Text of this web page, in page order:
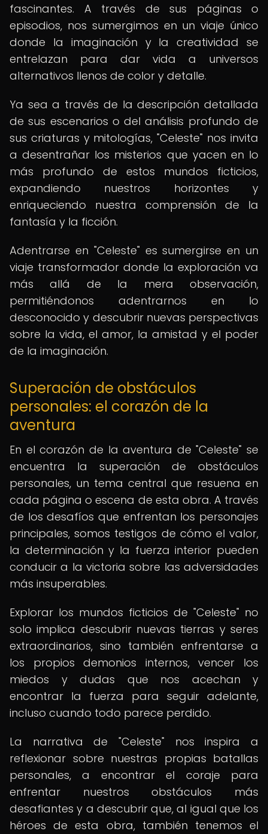
fascinantes. A través de sus páginas o
episodios, nos sumergimos en un viaje único
donde la imaginación y la creatividad se
entrelazan para dar vida a universos
alternativos llenos de color y detalle.
Ya sea a través de la descripción detallada
de sus escenarios o del análisis profundo de
sus criaturas y mitologías, "Celeste" nos invita
a desentrañar los misterios que yacen en lo
más profundo de estos mundos ficticios,
expandiendo nuestros horizontes y
enriqueciendo nuestra comprensión de la
fantasía y la ficción.
Adentrarse en "Celeste" es sumergirse en un
viaje transformador donde la exploración va
más allá de la mera observación,
permitiéndonos adentrarnos en lo
desconocido y descubrir nuevas perspectivas
sobre la vida, el amor, la amistad y el poder
de la imaginación.
Superación de obstáculos
personales: el corazón de la
aventura
En el corazón de la aventura de "Celeste" se
encuentra la superación de obstáculos
personales, un tema central que resuena en
cada página o escena de esta obra. A través
de los desafíos que enfrentan los personajes
principales, somos testigos de cómo el valor,
la determinación y la fuerza interior pueden
conducir a la victoria sobre las adversidades
más insuperables.
Explorar los mundos ficticios de "Celeste" no
solo implica descubrir nuevas tierras y seres
extraordinarios, sino también enfrentarse a
los propios demonios internos, vencer los
miedos y dudas que nos acechan y
encontrar la fuerza para seguir adelante,
incluso cuando todo parece perdido.
La narrativa de "Celeste" nos inspira a
reflexionar sobre nuestras propias batallas
personales, a encontrar el coraje para
enfrentar nuestros obstáculos más
desafiantes y a descubrir que, al igual que los
héroes de esta obra, también tenemos el